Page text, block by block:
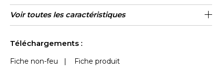
Rétrécissement <4%
Raccord Raccord libre
Sens De haut
Poids g/m² 390
Performance
Accoustique
aw - 0.15
Usage
Entretien
Pays
d'origine
Inde
Caractéristiques
Outdoor
Voir toutes les caractéristiques
Téléchargements :
Fiche non-feu | Fiche produit